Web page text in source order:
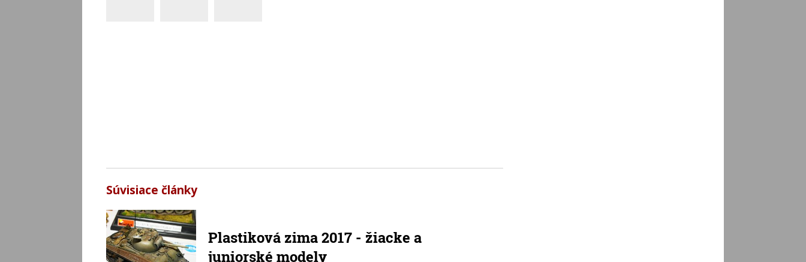
Súvisiace články
Plastiková zima 2017 - žiacke a
juniorské modely